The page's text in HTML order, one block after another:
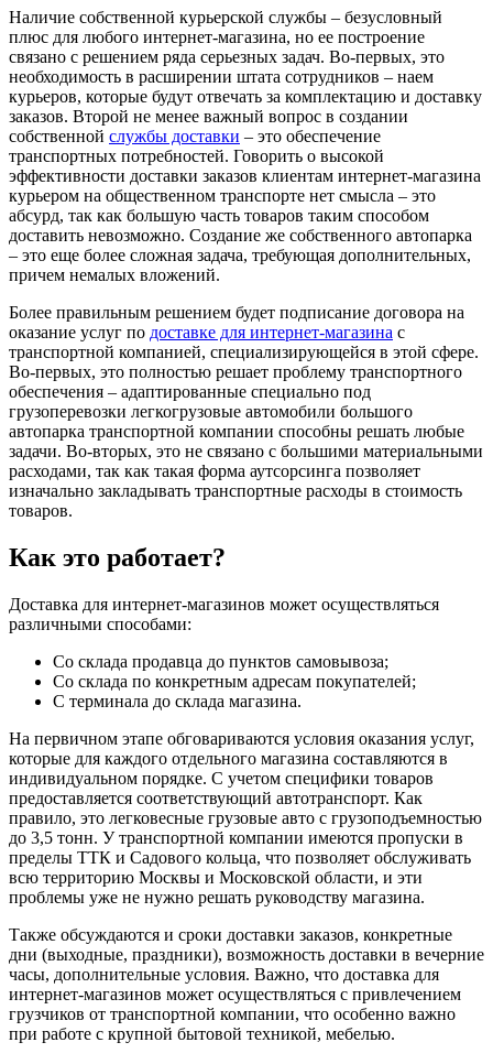
Наличие собственной курьерской службы – безусловный
плюс для любого интернет-магазина, но ее построение
связано с решением ряда серьезных задач. Во-первых, это
необходимость в расширении штата сотрудников – наем
курьеров, которые будут отвечать за комплектацию и доставку
заказов. Второй не менее важный вопрос в создании
собственной службы доставки – это обеспечение
транспортных потребностей. Говорить о высокой
эффективности доставки заказов клиентам интернет-магазина
курьером на общественном транспорте нет смысла – это
абсурд, так как большую часть товаров таким способом
доставить невозможно. Создание же собственного автопарка
– это еще более сложная задача, требующая дополнительных,
причем немалых вложений.
Более правильным решением будет подписание договора на
оказание услуг по доставке для интернет-магазина с
транспортной компанией, специализирующейся в этой сфере.
Во-первых, это полностью решает проблему транспортного
обеспечения – адаптированные специально под
грузоперевозки легкогрузовые автомобили большого
автопарка транспортной компании способны решать любые
задачи. Во-вторых, это не связано с большими материальными
расходами, так как такая форма аутсорсинга позволяет
изначально закладывать транспортные расходы в стоимость
товаров.
Как это работает?
Доставка для интернет-магазинов может осуществляться
различными способами:
Со склада продавца до пунктов самовывоза;
Со склада по конкретным адресам покупателей;
С терминала до склада магазина.
На первичном этапе обговариваются условия оказания услуг,
которые для каждого отдельного магазина составляются в
индивидуальном порядке. С учетом специфики товаров
предоставляется соответствующий автотранспорт. Как
правило, это легковесные грузовые авто с грузоподъемностью
до 3,5 тонн. У транспортной компании имеются пропуски в
пределы ТТК и Садового кольца, что позволяет обслуживать
всю территорию Москвы и Московской области, и эти
проблемы уже не нужно решать руководству магазина.
Также обсуждаются и сроки доставки заказов, конкретные
дни (выходные, праздники), возможность доставки в вечерние
часы, дополнительные условия. Важно, что доставка для
интернет-магазинов может осуществляться с привлечением
грузчиков от транспортной компании, что особенно важно
при работе с крупной бытовой техникой, мебелью.